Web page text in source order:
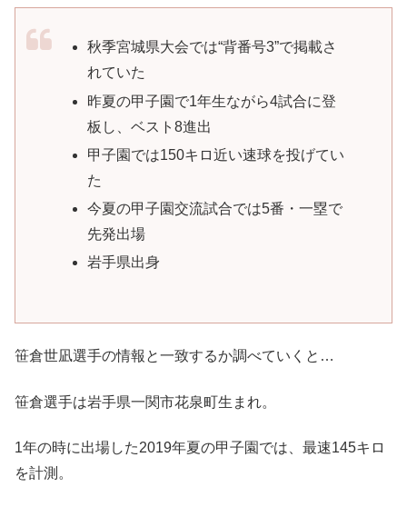
秋季宮城県大会では“背番号3”で掲載さ
れていた
昨夏の甲子園で1年生ながら4試合に登
板し、ベスト8進出
甲子園では150キロ近い速球を投げてい
た
今夏の甲子園交流試合では5番・一塁で
先発出場
岩手県出身
笹倉世凪選手の情報と一致するか調べていくと…
笹倉選手は岩手県一関市花泉町生まれ。
1年の時に出場した2019年夏の甲子園では、最速145キロ
を計測。